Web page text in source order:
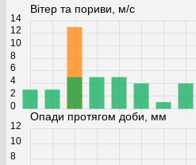
Вітер та пориви, м/с
0
2
4
6
8
10
12
14
Опади протягом доби, мм
8
10
12